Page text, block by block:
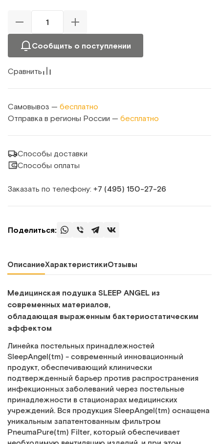
Сообщить о поступлении
Сравнить
Самовывоз — бесплатно
Отправка в регионы России — бесплатно
Способы доставки
Способы оплаты
Заказать по телефону: +7 (495) 150‑27‑26
Поделиться:
ОписаниеХарактеристикиОтзывы
Медицинская подушка SLEEP ANGEL из
современных материалов,
обладающая выраженным бактериостатическим
эффектом
Линейка постельных принадлежностей
SleepAngel(tm) - современный инновационный
продукт, обеспечивающий клинически
подтвержденный барьер против распространения
инфекционных заболеваний через постельные
принадлежности в стационарах медицинских
учреждений. Вся продукция SleepAngel(tm) оснащена
уникальным запатентованным фильтром
PneumaPure(tm) Filter, который обеспечивает